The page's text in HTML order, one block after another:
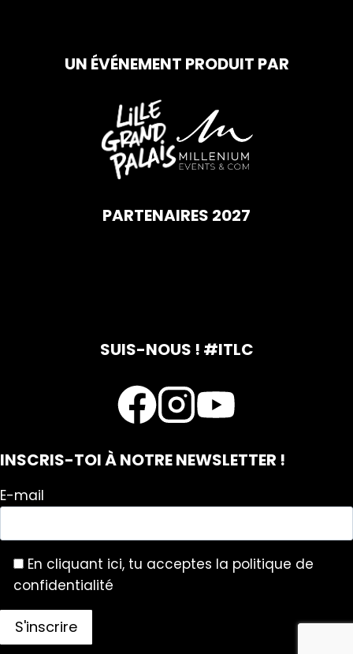
UN ÉVÉNEMENT PRODUIT PAR
PARTENAIRES 2027
SUIS-NOUS ! #ITLC
INSCRIS-TOI À NOTRE NEWSLETTER !
E-mail
En cliquant ici, tu acceptes la politique de
confidentialité